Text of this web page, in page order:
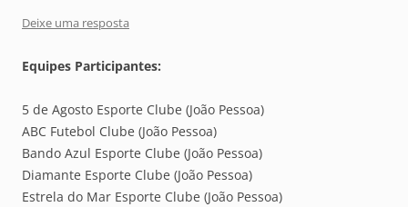
Deixe uma resposta
Equipes Participantes:
5 de Agosto Esporte Clube (João Pessoa)
ABC Futebol Clube (João Pessoa)
Bando Azul Esporte Clube (João Pessoa)
Diamante Esporte Clube (João Pessoa)
Estrela do Mar Esporte Clube (João Pessoa)